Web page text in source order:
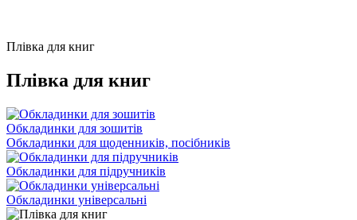
Плівка для книг
Плівка для книг
Обкладинки для зошитів
Обкладинки для щоденників, посібників
Обкладинки для підручників
Обкладинки універсальні